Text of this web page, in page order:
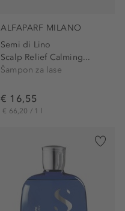
ALFAPARF MILANO
Semi di Lino
Scalp Relief Calming...
Šampon za lase
€ 16,55
€ 66,20 / 1 l